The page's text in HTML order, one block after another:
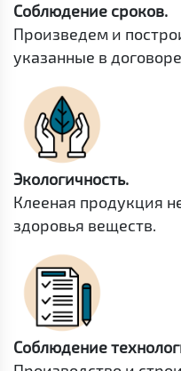
Соблюдение сроков.
Произведем и
указанные в
Экологичность.
Клееная продукция
здоровья веществ.
Соблюдение